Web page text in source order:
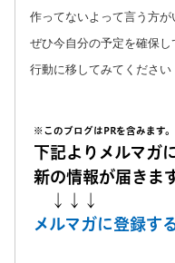
作ってないよって言う方が
ぜひ今自分の予定を確保し
行動に移してみてください
※このブログはPRを含みます。
下記よりメルマガ
新の情報が届きます
↓↓↓
メルマガに登録す